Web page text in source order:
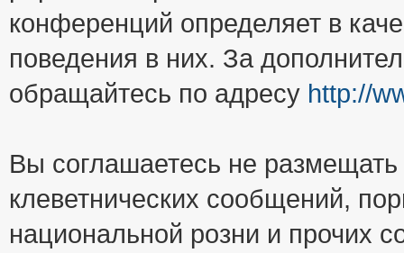
конференций определяет в
поведения в них. За
обращайтесь по адресу http://
Вы соглашаетесь не
клеветнических сообщений,
национальной розни и прочих